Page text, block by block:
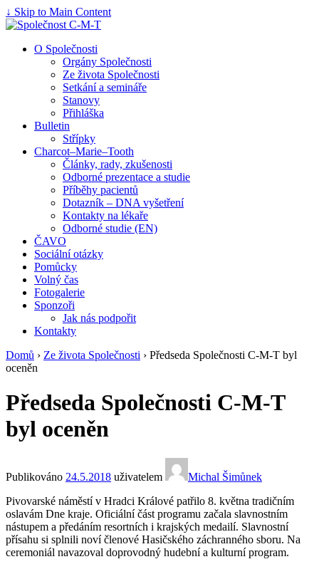
↓ Skip to Main Content
O Společnosti
Orgány Společnosti
Ze života Společnosti
Setkání a semináře
Stanovy
Přihláška
Bulletin
Střípky
Charcot–Marie–Tooth
Články, rady, zkušenosti
Odborné prezentace a studie
Příběhy pacientů
Dotazník – DNA vyšetření
Kontakty na lékaře
Odborné studie (EN)
ČAVO
Sociální otázky
Pomůcky
Volný čas
Fotogalerie
Sponzoři
Jak nás podpořit
Kontakty
Domů › Ze života Společnosti › Předseda Společnosti C-M-T byl
oceněn
Předseda Společnosti C-M-T
byl oceněn
Publikováno 24.5.2018 uživatelem
Michal Šimůnek
Pivovarské náměstí v Hradci Králové patřilo 8. května tradičním
oslavám Dne kraje. Oficiální část programu začala slavnostním
nástupem a předáním resortních i krajských medailí. Slavnostní
přísahu si splnili noví členové Hasičského záchranného sboru. Na
ceremoniál navazoval doprovodný hudební a kulturní program.